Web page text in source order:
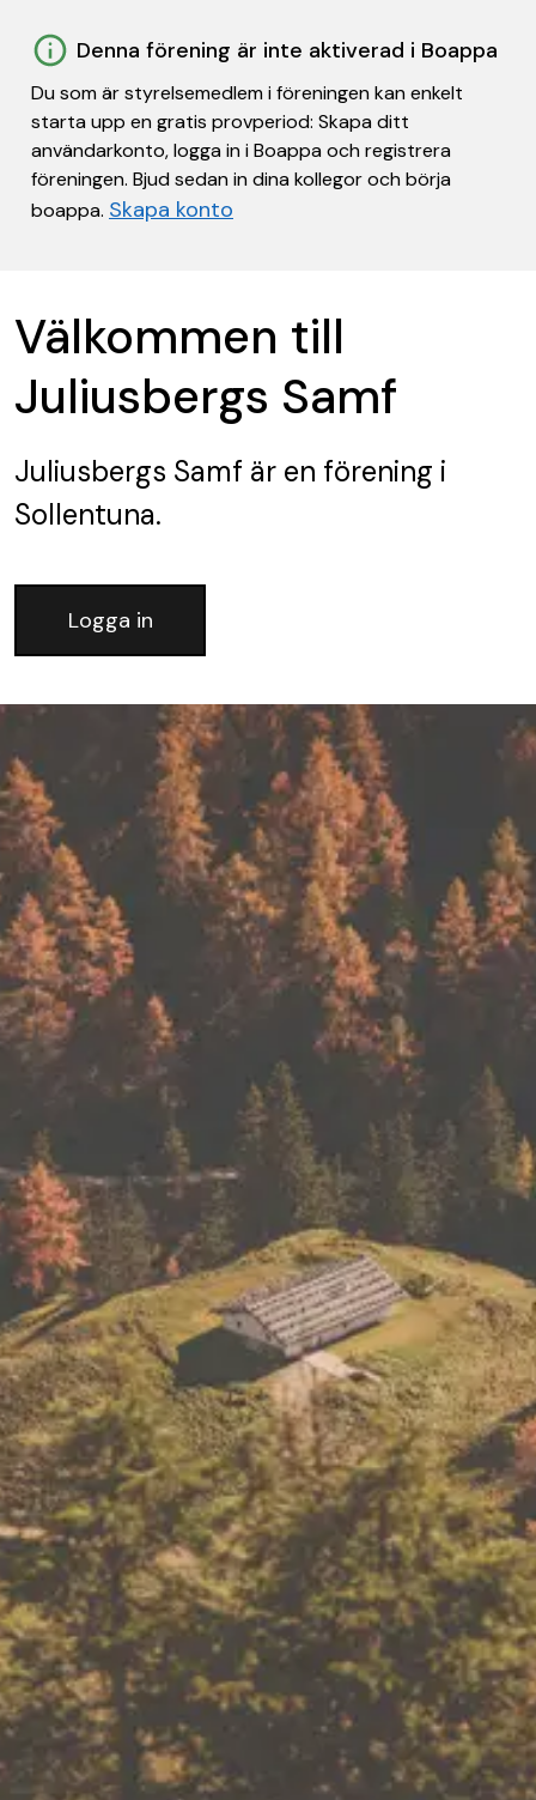
Denna förening är inte aktiverad i Boappa
Du som är styrelsemedlem i föreningen kan enkelt
starta upp en gratis provperiod: Skapa ditt
användarkonto, logga in i Boappa och registrera
föreningen. Bjud sedan in dina kollegor och börja
boappa. Skapa konto
Välkommen till
Juliusbergs Samf
Juliusbergs Samf är en förening i
Sollentuna.
Logga in